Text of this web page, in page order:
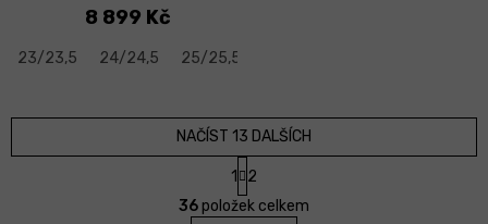
8 899 Kč
23/23,5 24/24,5 25/25,5
O
v
NAČÍST 13 DALŠÍCH
S
t
r
1
2
36 položek celkem